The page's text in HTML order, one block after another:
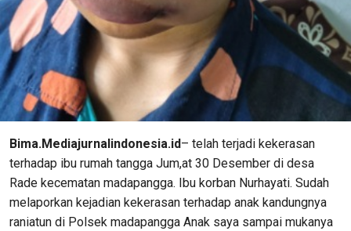
Bima.Mediajurnalindonesia.id– telah terjadi kekerasan
terhadap ibu rumah tangga Jum,at 30 Desember di desa
Rade kecematan madapangga. Ibu korban Nurhayati. Sudah
melaporkan kejadian kekerasan terhadap anak kandungnya
raniatun di Polsek madapangga Anak saya sampai mukanya